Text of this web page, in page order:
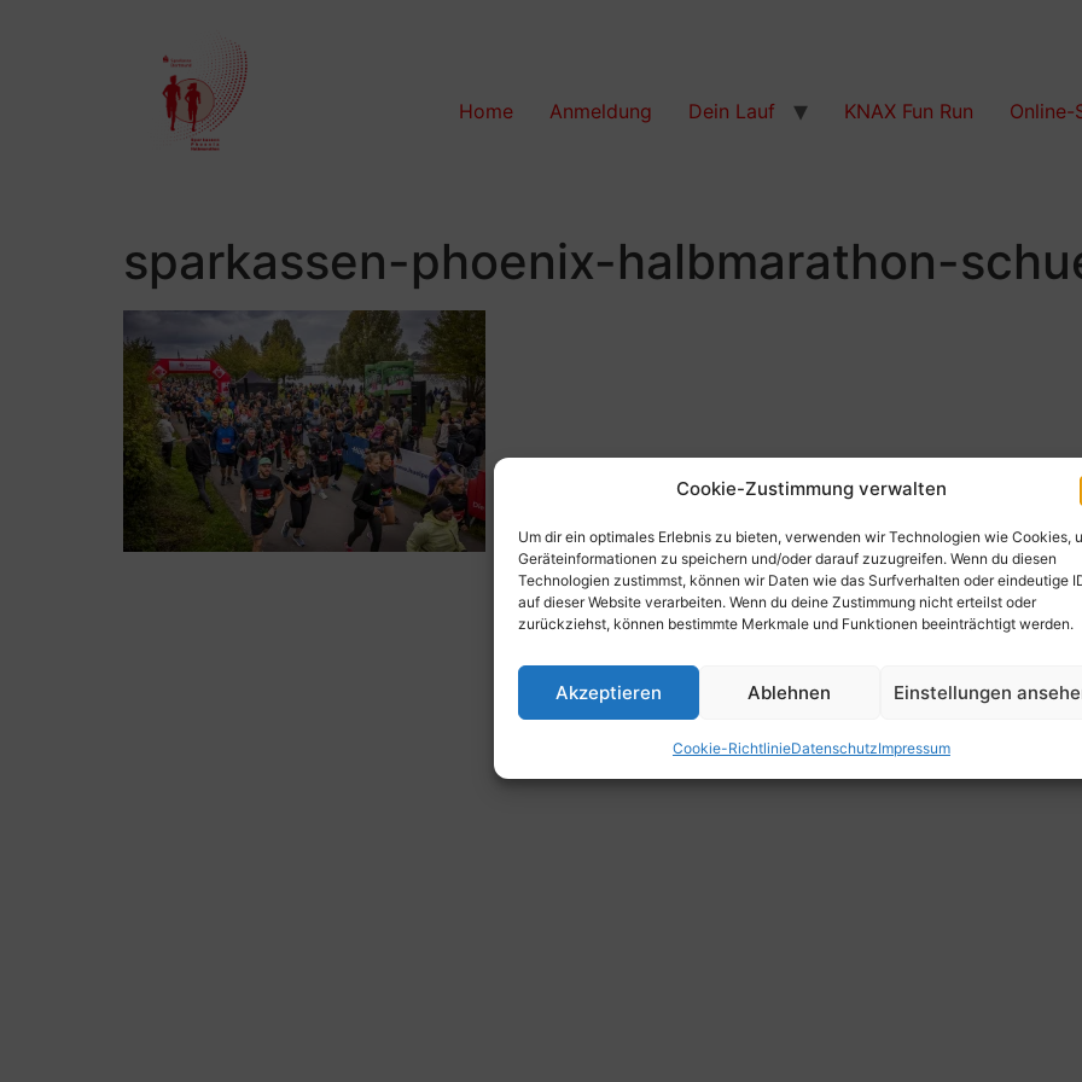
Cookie-Zustimmung verwalten
Um dir ein optimales Erlebnis zu bieten, verwenden wir Technologien wie Cookies,
Geräteinformationen zu speichern und/oder darauf zuzugreifen. Wenn du diesen
Technologien zustimmst, können wir Daten wie das Surfverhalten oder eindeutige
auf dieser Website verarbeiten. Wenn du deine Zustimmung nicht erteilst oder
zurückziehst, können bestimmte Merkmale und Funktionen beeinträchtigt werden.
Akzeptieren Ablehnen Einstellungen
Cookie-RichtlinieDatenschutzImpressum
Home Anmeldung Dein Lauf KNAX Fun Run Online-
sparkassen-phoenix-halbmarathon-